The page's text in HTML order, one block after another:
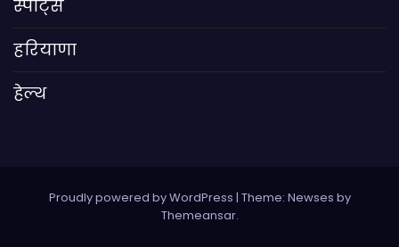
स्पोर्ट्स
हरियाणा
हेल्थ
Proudly powered by WordPress | Theme: Newses by
Themeansar.